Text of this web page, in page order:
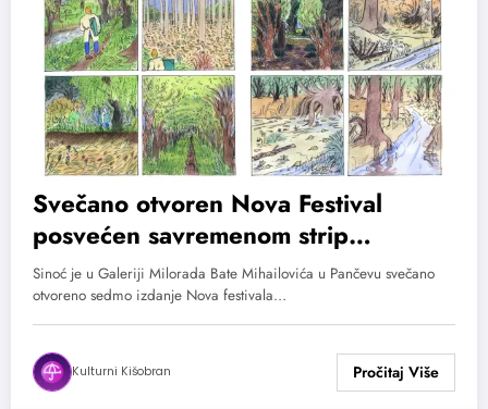
Svečano otvoren Nova Festival
posvećen savremenom strip
stvaralaštvu
Sinoć je u Galeriji Milorada Bate Mihailovića u Pančevu svečano
otvoreno sedmo izdanje Nova festivala…
Kulturni Kišobran